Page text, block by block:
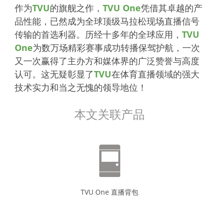
作为TVU的旗舰之作， TVU One凭借其卓越的产
品性能，已然成为全球顶级马拉松现场直播信号
传输的首选利器。历经十多年的全球应用， TVU
One为数万场精彩赛事成功转播保驾护航，一次
又一次赢得了主办方和媒体界的广泛赞誉与高度
认可。这无疑彰显了TVU在体育直播领域的强大
技术实力和当之无愧的领导地位！
本文关联产品
TVU One 直播背包